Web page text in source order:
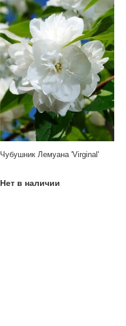
Чубушник Лемуана 'Virginal'
Нет в наличии